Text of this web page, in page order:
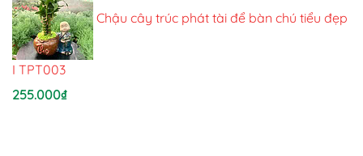
Chậu cây trúc phát tài để bàn chú tiểu đẹp
I TPT003
255.000₫